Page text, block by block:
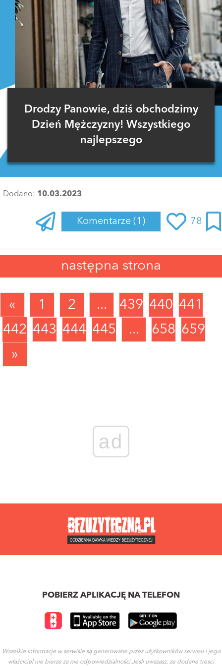
Drodzy Panowie, dziś obchodzimy
Dzień Mężczyzny! Wszystkiego
najlepszego
Dodano: 10.03.2023
Komentarze (1) 78
następna strona
« 1 2 ... 439 440 441
442 443 444 445 ... 658 659
»
ad
POBIERZ APLIKACJĘ NA TELEFON
Wszelkie informacje w serwisie są generowane przez użytkowników serwisu i jego
właściciel nie bierze za nie odpowiedzialności.Jesli uwazasz, ze dodane tresci